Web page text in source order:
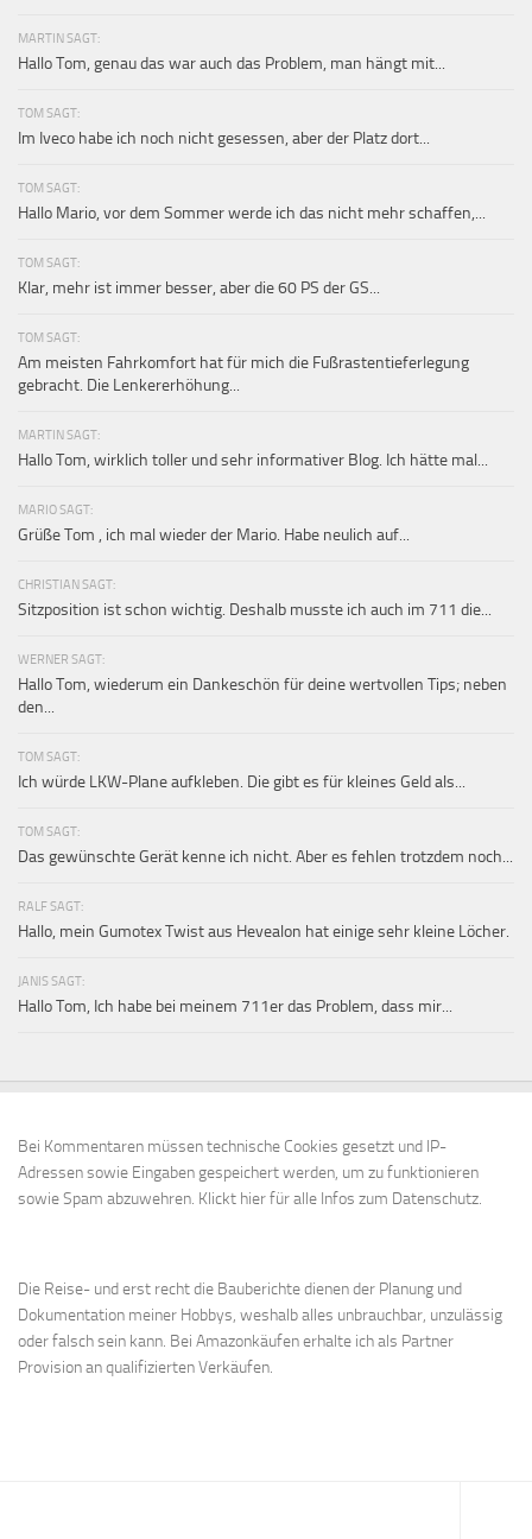
MARTIN SAGT:
Hallo Tom, genau das war auch das Problem, man hängt mit...
TOM SAGT:
Im Iveco habe ich noch nicht gesessen, aber der Platz dort...
TOM SAGT:
Hallo Mario, vor dem Sommer werde ich das nicht mehr schaffen,...
TOM SAGT:
Klar, mehr ist immer besser, aber die 60 PS der GS...
TOM SAGT:
Am meisten Fahrkomfort hat für mich die Fußrastentieferlegung
gebracht. Die Lenkererhöhung...
MARTIN SAGT:
Hallo Tom, wirklich toller und sehr informativer Blog. Ich hätte mal...
MARIO SAGT:
Grüße Tom , ich mal wieder der Mario. Habe neulich auf...
CHRISTIAN SAGT:
Sitzposition ist schon wichtig. Deshalb musste ich auch im 711 die...
WERNER SAGT:
Hallo Tom, wiederum ein Dankeschön für deine wertvollen Tips; neben
den...
TOM SAGT:
Ich würde LKW-Plane aufkleben. Die gibt es für kleines Geld als...
TOM SAGT:
Das gewünschte Gerät kenne ich nicht. Aber es fehlen trotzdem noch...
RALF SAGT:
Hallo, mein Gumotex Twist aus Hevealon hat einige sehr kleine Löcher.
JANIS SAGT:
Hallo Tom, Ich habe bei meinem 711er das Problem, dass mir...
Bei Kommentaren müssen technische Cookies gesetzt und IP-
Adressen sowie Eingaben gespeichert werden, um zu funktionieren
sowie Spam abzuwehren. Klickt hier für alle Infos zum Datenschutz.
Die Reise- und erst recht die Bauberichte dienen der Planung und
Dokumentation meiner Hobbys, weshalb alles unbrauchbar, unzulässig
oder falsch sein kann. Bei Amazonkäufen erhalte ich als Partner
Provision an qualifizierten Verkäufen.